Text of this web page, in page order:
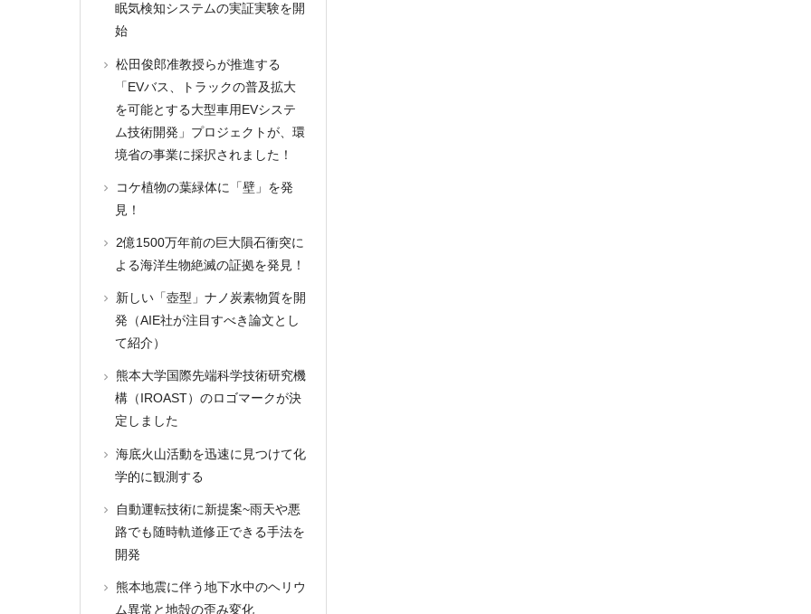
眠気検知システムの実証実験を開
始
松田俊郎准教授らが推進する
「EVバス、トラックの普及拡大
を可能とする大型車用EVシステ
ム技術開発」プロジェクトが、環
境省の事業に採択されました！
コケ植物の葉緑体に「壁」を発
見！
2億1500万年前の巨大隕石衝突に
よる海洋生物絶滅の証拠を発見！
新しい「壺型」ナノ炭素物質を開
発（AIE社が注目すべき論文とし
て紹介）
熊本大学国際先端科学技術研究機
構（IROAST）のロゴマークが決
定しました
海底火山活動を迅速に見つけて化
学的に観測する
自動運転技術に新提案~雨天や悪
路でも随時軌道修正できる手法を
開発
熊本地震に伴う地下水中のヘリウ
ム異常と地殻の歪み変化